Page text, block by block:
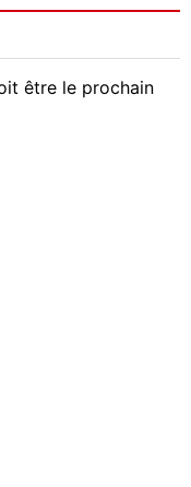
être le prochain